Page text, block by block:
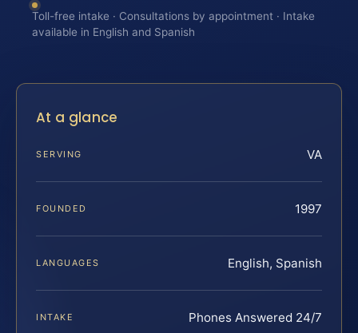
Toll-free intake · Consultations by appointment · Intake
available in English and Spanish
At a glance
SERVING VA
FOUNDED 1997
LANGUAGES English, Spanish
INTAKE Phones Answered 24/7